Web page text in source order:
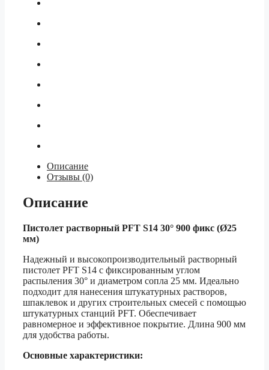
Описание
Отзывы (0)
Описание
Пистолет растворный PFT S14 30° 900 фикс (Ø25
мм)
Надежный и высокопроизводительный растворный
пистолет PFT S14 с фиксированным углом
распыления 30° и диаметром сопла 25 мм. Идеально
подходит для нанесения штукатурных растворов,
шпаклевок и других строительных смесей с помощью
штукатурных станций PFT. Обеспечивает
равномерное и эффективное покрытие. Длина 900 мм
для удобства работы.
Основные характеристики: